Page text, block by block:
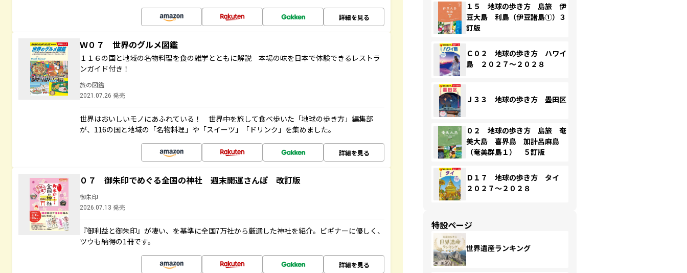
詳細を見る
Ｗ０７ 世界のグルメ図鑑
１１６の国と地域の名物料理を食の雑学とともに解説 本場の味を日本で体験できるレストラ
ンガイド付き！
旅の図鑑
2021.07.26 発売
世界はおいしいモノにあふれている！ 世界中を旅して食べ歩いた「地球の歩き方」編集部
が、116の国と地域の「名物料理」や「スイーツ」「ドリンク」を集めました。
詳細を見る
０７ 御朱印でめぐる全国の神社 週末開運さんぽ 改訂版
御朱印
2026.07.13 発売
『御利益と御朱印』が凄い、を基準に全国7万社から厳選した神社を紹介。ビギナーに優しく、
ツウも納得の1冊です。
詳細を見る
１５ 地球の歩き方 島旅 伊
豆大島 利島（伊豆諸島①）３
訂版
Ｃ０２ 地球の歩き方 ハワイ
島 ２０２７～２０２８
Ｊ３３ 地球の歩き方 墨田区
０２ 地球の歩き方 島旅 奄
美大島 喜界島 加計呂麻島
（奄美群島１） ５訂版
Ｄ１７ 地球の歩き方 タイ
２０２７～２０２８
特設ページ
世界遺産ランキング